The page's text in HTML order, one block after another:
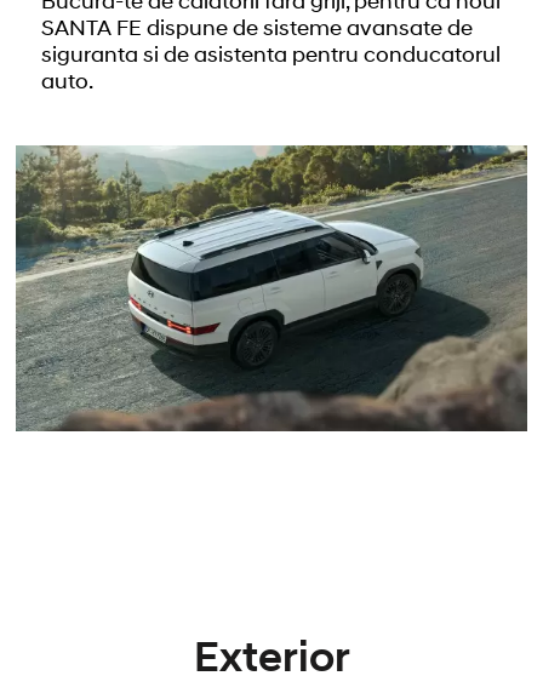
SANTA FE dispune de sisteme avansate de
siguranta si de asistenta pentru conducatorul
auto.
Exterior